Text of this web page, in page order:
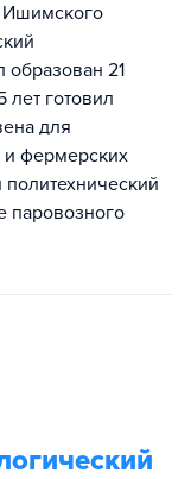
Ишимского
образован 21
лет готовил
для
и фермерских
паровозного